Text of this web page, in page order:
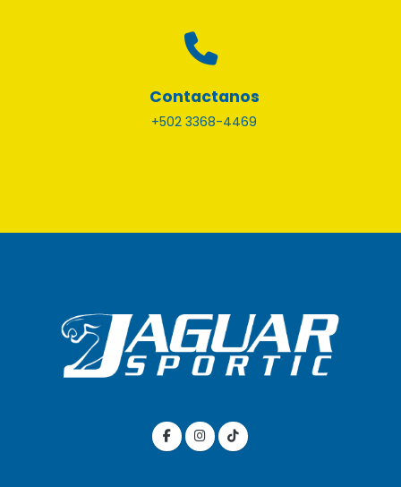
Contactanos
+502 3368-4469